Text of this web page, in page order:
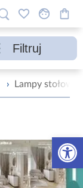
Otwórz
Filtruj
› Lampy stołowe